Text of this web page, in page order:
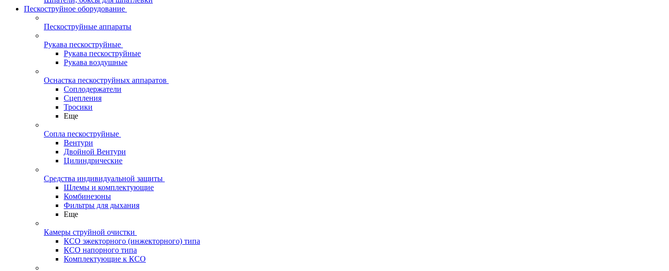
Пескоструйное оборудование
Пескоструйные аппараты
Рукава пескоструйные
Рукава пескоструйные
Рукава воздушные
Оснастка пескоструйных аппаратов
Соплодержатели
Сцепления
Тросики
Еще
Сопла пескоструйные
Вентури
Двойной Вентури
Цилиндрические
Средства индивидуальной защиты
Шлемы и комплектующие
Комбинезоны
Фильтры для дыхания
Еще
Камеры струйной очистки
КСО эжекторного (инжекторного) типа
КСО напорного типа
Комплектующие к КСО